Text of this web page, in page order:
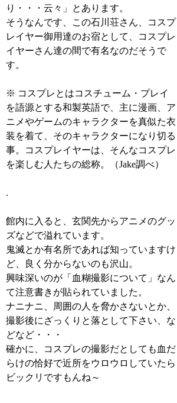
り・・・云々」とあります。
そうなんです、この石川荘さん、コスプ
レイヤー御用達のお宿として、コスプレ
イヤーさん達の間で有名なのだそうで
す。
※ コスプレとはコスチューム・プレイ
を語源とする和製英語で、主に漫画、ア
ニメやゲームのキャラクターを真似た衣
装を着て、そのキャラクターになり切る
事。コスプレイヤーは、そんなコスプレ
を楽しむ人たちの総称。（Jake調べ）
.
館内に入ると、玄関先からアニメのグッ
ズなどで溢れています。
鬼滅とか有名所であれば知っていますけ
ど、良く分からないのも沢山。
興味深いのが「血糊撮影について」なん
て注意書きが貼られていました。
ナニナニ、周囲の人を脅かさないとか、
撮影後にざっくりと落として下さい、な
どなど・・・
確かに、コスプレの撮影だとしても血だ
らけの恰好で近所をウロウロしていたら
ビックリですもんね～